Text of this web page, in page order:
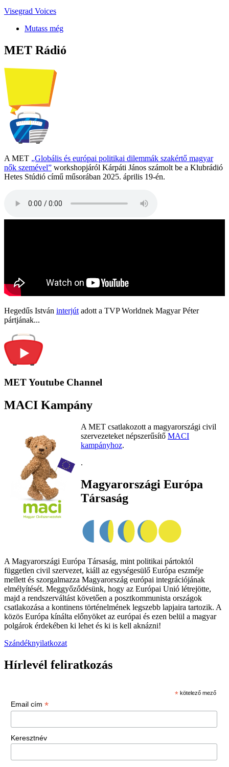
Visegrad Voices
Mutass még
MET Rádió
A MET „Globális és európai politikai dilemmák szakértő magyar
nők szemével” workshopjáról Kárpáti János számolt be a Klubrádió
Hetes Stúdió című műsorában 2025. április 19-én.
Hegedűs István interjút adott a TVP Worldnek Magyar Péter
pártjának...
MET Youtube Channel
MACI Kampány
A MET csatlakozott a magyarországi civil
szervezeteket népszerűsítő MACI
kampányhoz.
.
Magyarországi Európa
Társaság
A Magyarországi Európa Társaság, mint politikai pártoktól
független civil szervezet, kiáll az egységesülő Európa eszméje
mellett és szorgalmazza Magyarország európai integrációjának
elmélyítését. Meggyőződésünk, hogy az Európai Unió létrejötte,
majd a rendszerváltást követően a posztkommunista országok
csatlakozása a kontinens történelmének legszebb lapjaira tartozik. A
közös Európa kínálta előnyöket az európai és ezen belül a magyar
polgárok érdekében ki lehet és ki is kell aknázni!
Szándéknyilatkozat
Hírlevél feliratkozás
* kötelező mező
Email cím *
Keresztnév